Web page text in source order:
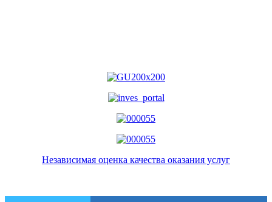
Независимая оценка качества оказания услуг